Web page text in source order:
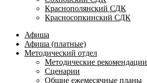
Краснополянский СДК
Красносопкинский СДК
Афиша
Афиша (платные)
Методический отдел
Методические рекомендации
Сценарии
Общие ежемесячные планы